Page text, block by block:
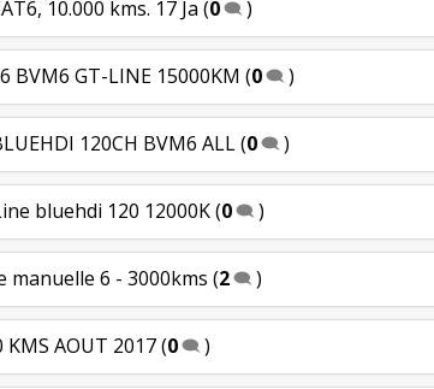
10.000 kms. 17 Ja (0 )
BVM6 GT-LINE 15000KM (0 )
120CH BVM6 ALL(0 )
bluehdi 120 12000K(0 )
manuelle 6 - 3000kms (2 )
KMS AOUT 2017(0 )